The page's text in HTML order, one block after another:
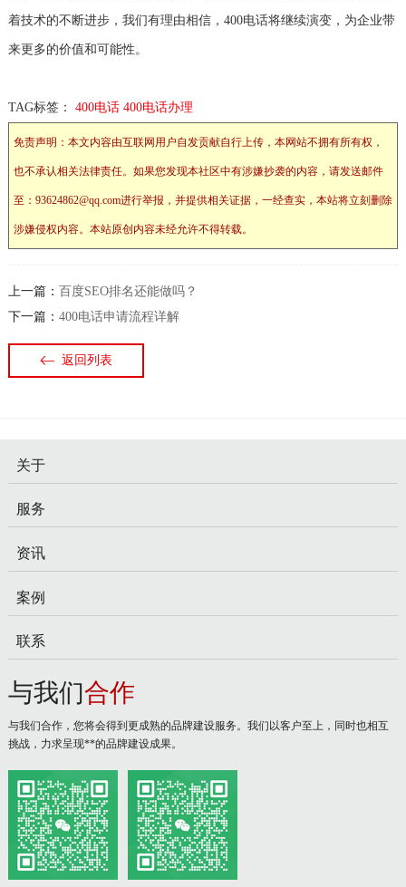
着技术的不断进步，我们有理由相信，400电话将继续演变，为企业带
来更多的价值和可能性。
TAG标签： 400电话 400电话办理
免责声明：本文内容由互联网用户自发贡献自行上传，本网站不拥有所有权，
也不承认相关法律责任。如果您发现本社区中有涉嫌抄袭的内容，请发送邮件
至：93624862@qq.com进行举报，并提供相关证据，一经查实，本站将立刻删除
涉嫌侵权内容。本站原创内容未经允许不得转载。
上一篇： 百度SEO排名还能做吗？
下一篇： 400电话申请流程详解
返回列表
关于
服务
资讯
案例
联系
与我们合作
与我们合作，您将会得到更成熟的品牌建设服务。我们以客户至上，同时也相互
挑战，力求呈现**的品牌建设成果。